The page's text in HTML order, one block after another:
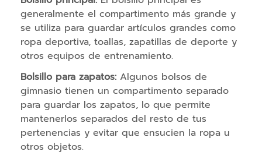
d
o
n
e
s
a
m
generalmente el compartimento más grande y
se utiliza para guardar artículos grandes como
ropa deportiva, toallas, zapatillas de deporte y
otros equipos de entrenamiento.
Bolsillo para zapatos: Algunos bolsos de
gimnasio tienen un compartimento separado
para guardar los zapatos, lo que permite
mantenerlos separados del resto de tus
pertenencias y evitar que ensucien la ropa u
otros objetos.